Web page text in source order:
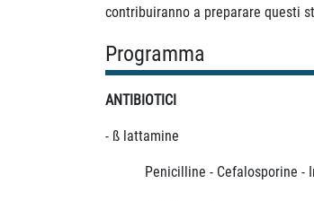
contribuiranno a preparare questi
Programma
ANTIBIOTICI
- ß lattamine
Penicilline - Cefalosporine -